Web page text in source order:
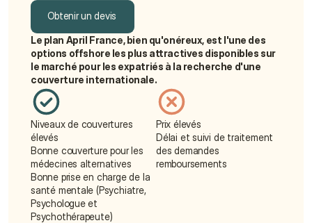
Obtenir un devis
Obtenir un devis
Le plan April France, bien qu'onéreux, est l'une des
options offshore les plus attractives disponibles sur
le marché pour les expatriés à la recherche d'une
couverture internationale.
Niveaux de couvertures
élevés
Bonne couverture pour les
médecines alternatives
Bonne prise en charge de la
santé mentale (Psychiatre,
Psychologue et
Psychothérapeute)
Prix élevés
Délai et suivi de traitement
des demandes
remboursements